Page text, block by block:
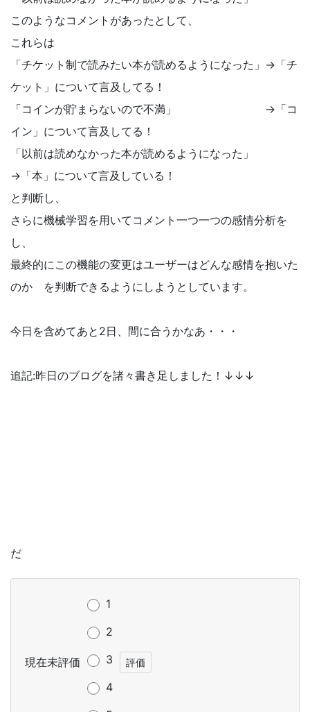
このようなコメントがあったとして、
これらは
「チケット制で読みたい本が読めるようになった」→「チ
ケット」について言及してる！
「コインが貯まらないので不満」 →「コ
イン」について言及してる！
「以前は読めなかった本が読めるようになった」
→「本」について言及している！
と判断し、
さらに機械学習を用いてコメント一つ一つの感情分析を
し、
最終的にこの機能の変更はユーザーはどんな感情を抱いた
のか を判断できるようにしようとしています。
今日を含めてあと2日、間に合うかなあ・・・
追記:昨日のブログを諸々書き足しました！↓↓↓
だ
現在未評価
1
2
3
4